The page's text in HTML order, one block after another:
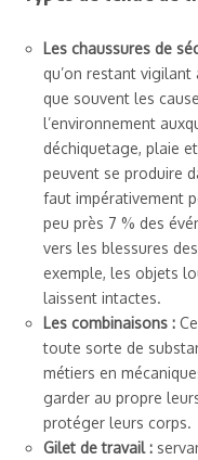
Les chaussures de
qu’on restant
que souvent les
l’environnement
déchiquetage, plaie
peuvent se produire
faut impérativement
peu près 7 % des
vers les blessures
exemple, les objets
laissent intactes.
Les combinaisons :
toute sorte de
métiers en
garder au propre
protéger leurs corps.
Gilet de travail :